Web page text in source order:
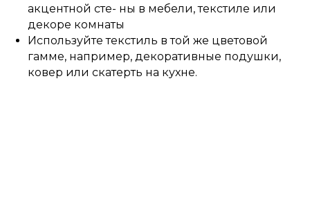
акцентной сте- ны в мебели, текстиле или
декоре комнаты
Используйте текстиль в той же цветовой
гамме, например, декоративные подушки,
ковер или скатерть на кухне.